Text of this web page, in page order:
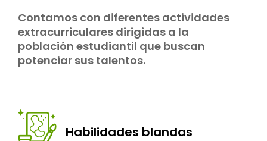
Contamos con diferentes actividades
extracurriculares dirigidas a la
población estudiantil que buscan
potenciar sus talentos.
Habilidades blandas